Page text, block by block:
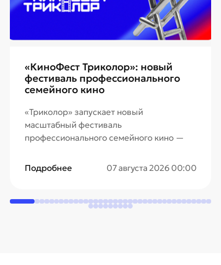
«КиноФест Триколор»: новый
фестиваль профессионального
семейного кино
«Триколор» запускает новый
масштабный фестиваль
профессионального семейного кино —
проектов ждут всероссийское признание
и любовь зрителей, а также ценные
сентября.
Подробнее 07 августа 2026 00:00